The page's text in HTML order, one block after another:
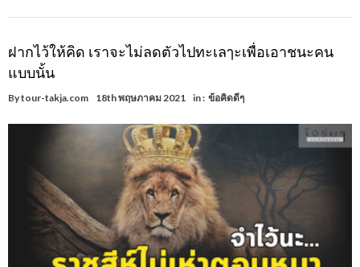
ฝากไว้ให้คิด เราจะไม่ลดตัวไปทะเลๅะเพื่อเอาชนะคน
แบบนั้น
Bytour-takja.com 18th พฤษภาคม 2021 in : ข้อคิดดีๆ